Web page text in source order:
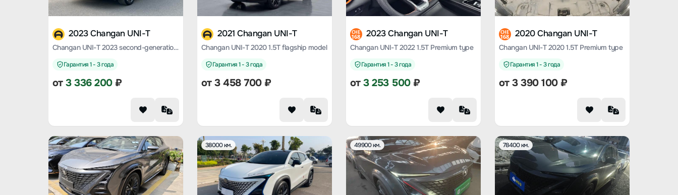
2023 Changan UNI-T
Changan UNI-T 2023 second-generation 1.5T premium type
Гарантия 1 - 3 года
от3 336 200₽
2021 Changan UNI-T
Changan UNI-T 2020 1.5T flagship model
Гарантия 1 - 3 года
от3 458 700₽
CHE
168 2023 Changan UNI-T
Changan UNI-T 2022 1.5T Premium type
Гарантия 1 - 3 года
от3 253 500₽
CHE
168 2020 Changan UNI-T
Changan UNI-T 2020 1.5T Premium type
Гарантия 1 - 3 года
от3 390 100₽
38000 км. 49900 км. 78400 км.